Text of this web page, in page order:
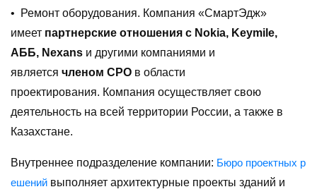
• Ремонт оборудования. Компания «СмартЭдж»
имеет партнерские отношения с Nokia, Keymile,
АББ, Nexans и другими компаниями и
является членом СРО в области
проектирования. Компания осуществляет свою
деятельность на всей территории России, а также в
Казахстане.
Внутреннее подразделение компании: Бюро проектных р
ешений выполняет архитектурные проекты зданий и